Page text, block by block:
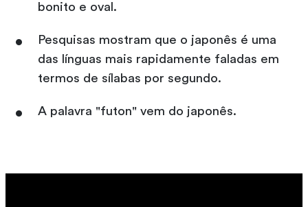
bonito e oval.
Pesquisas mostram que o japonês é uma
das línguas mais rapidamente faladas em
termos de sílabas por segundo.
A palavra "futon" vem do japonês.